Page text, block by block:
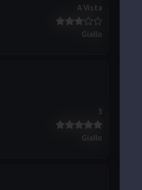
A Vista
Giallo
3
Giallo